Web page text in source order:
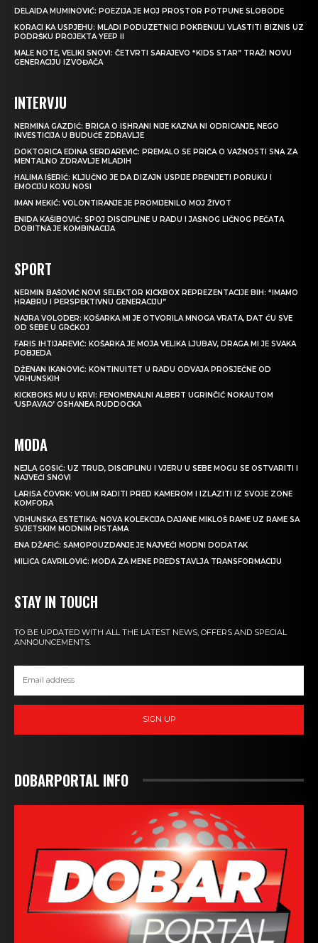
DELAIDA MUMINOVIĆ: POEZIJA JE MOJ PROSTOR POTPUNE SLOBODE
KORACI KA USPJEHU: MLADI PODUZETNICI POKRENULI VLASTITI BIZNIS UZ
PODRŠKU PROJEKTA YEEP II
MALE NOTE, VELIKI SNOVI: ČETVRTI SARAJEVO “KIDS STAR” TRAŽI NOVU
GENERACIJU IZVOĐAČA
INTERVJU
NERMINA GAZDIĆ: BRIGA O ISHRANI NIJE KAZNA NI ODRICANJE, NEGO
INVESTICIJA U BUDUĆE ZDRAVLJE
DOKTORICA EDINA SERDAREVIĆ: PREMALO SE PRIČA O VAŽNOSTI SNA ZA
MENTALNO ZDRAVLJE MLADIH
HALIMA IŠERIĆ: KLJUČNO JE DA DIZAJN USPIJE PRENIJETI PORUKU I
EMOCIJU KOJU NOSI
IMAN MEKIĆ: VOLONTIRANJE JE PROMIJENILO MOJ ŽIVOT
ENIDA KAŠIBOVIĆ: SPOJ DISCIPLINE U RADU I JASNOG LIČNOG PEČATA
DOBITNA JE KOMBINACIJA
SPORT
NERMIN BAŠOVIĆ NOVI SELEKTOR KICKBOX REPREZENTACIJE BIH: “IMAMO
HRABRU I PERSPEKTIVNU GENERACIJU”
NAJRA VOLODER: KOŠARKA MI JE OTVORILA MNOGA VRATA, DAT ĆU SVE
OD SEBE U GRČKOJ
FARIS IHTIJAREVIĆ: KOŠARKA JE MOJA VELIKA LJUBAV, DRAGA MI JE SVAKA
POBJEDA
DŽENAN IKANOVIĆ: KONTINUITET U RADU ODVAJA PROSJEČNE OD
VRHUNSKIH
KICKBOKS MU U KRVI: FENOMENALNI ALBERT UGRINČIĆ NOKAUTOM
‘USPAVAO’ OSHANEA RUDDOCKA
MODA
NEJLA GOSIĆ: UZ TRUD, DISCIPLINU I VJERU U SEBE MOGU SE OSTVARITI I
NAJVEĆI SNOVI
LARISA ČOVRK: VOLIM RADITI PRED KAMEROM I IZLAZITI IZ SVOJE ZONE
KOMFORA
VRHUNSKA ESTETIKA: NOVA KOLEKCIJA DAJANE MIKLOŠ RAME UZ RAME SA
SVJETSKIM MODNIM PISTAMA
ENA DŽAFIĆ: SAMOPOUZDANJE JE NAJVEĆI MODNI DODATAK
MILICA GAVRILOVIĆ: MODA ZA MENE PREDSTAVLJA TRANSFORMACIJU
STAY IN TOUCH
TO BE UPDATED WITH ALL THE LATEST NEWS, OFFERS AND SPECIAL
ANNOUNCEMENTS.
SIGN UP
DOBARPORTAL INFO